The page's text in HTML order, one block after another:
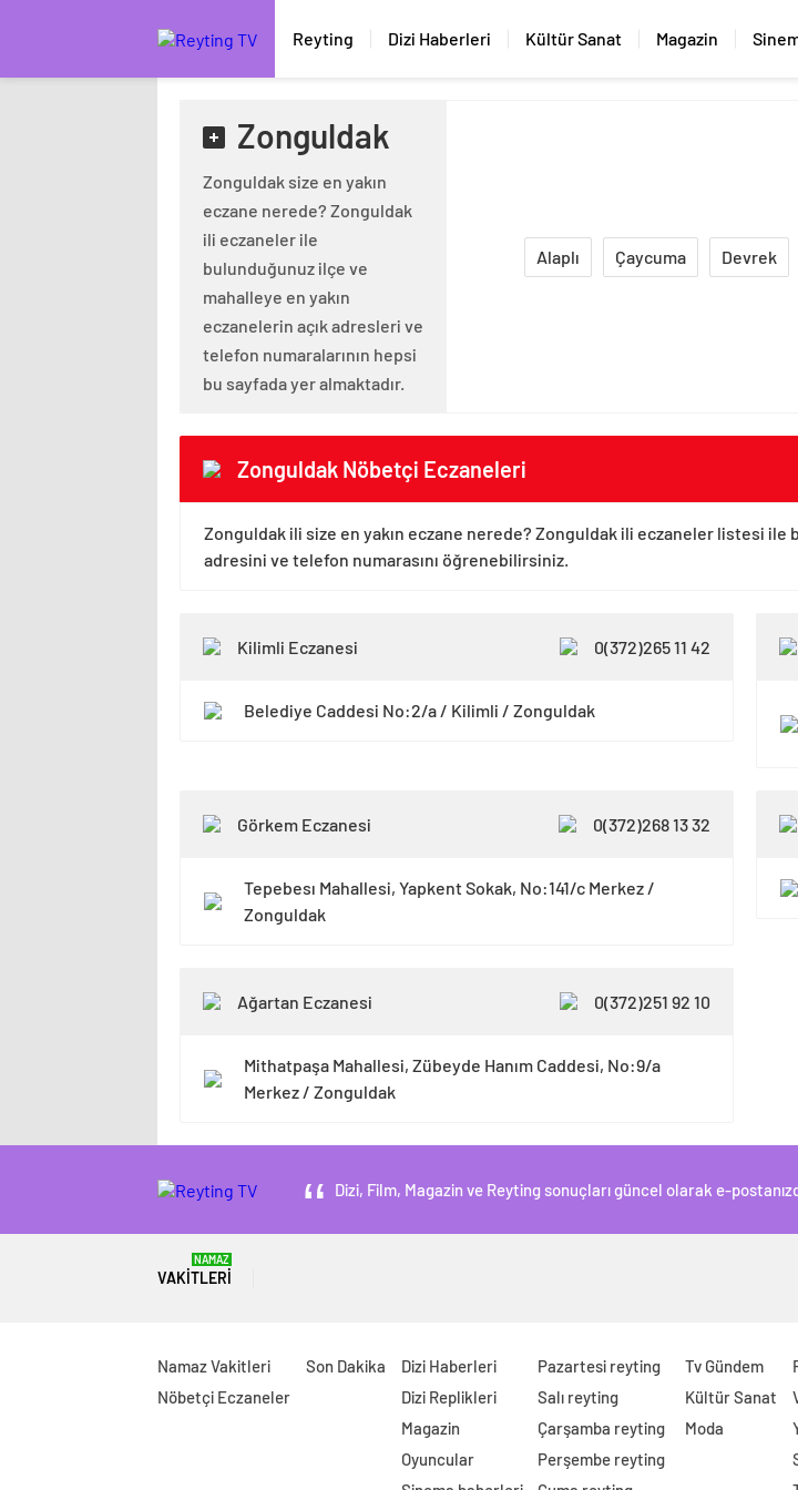
Reyting Dizi Haberleri Kültür Sanat Magazin
Zonguldak
Zonguldak size en yakın
eczane nerede? Zonguldak
ili eczaneler ile
bulunduğunuz ilçe ve
mahalleye en yakın
eczanelerin açık adresleri ve
telefon numaralarının hepsi
bu sayfada yer almaktadır.
Alaplı Çaycuma Devrek
Zonguldak Nöbetçi Eczaneleri
Zonguldak ili size en yakın eczane nerede? Zonguldak ili eczaneler listesi ile
adresini ve telefon numarasını öğrenebilirsiniz.
Kilimli Eczanesi 0(372)265 11 42
Belediye Caddesi No:2/a / Kilimli / Zonguldak
Görkem Eczanesi 0(372)268 13 32
Tepebesı Mahallesi, Yapkent Sokak, No:141/c Merkez /
Zonguldak
Ağartan Eczanesi 0(372)251 92 10
Mithatpaşa Mahallesi, Zübeyde Hanım Caddesi, No:9/a
Merkez / Zonguldak
Dizi, Film, Magazin ve Reyting sonuçları güncel olarak e-
VAKITLERI
NAMAZ
Namaz Vakitleri
Nöbetçi Eczaneler
Son Dakika
Dizi Haberleri
Dizi Replikleri
Magazin
Oyuncular
Pazartesi reyting
Salı reyting
Çarşamba reyting
Perşembe reyting
Tv Gündem
Kültür Sanat
Moda